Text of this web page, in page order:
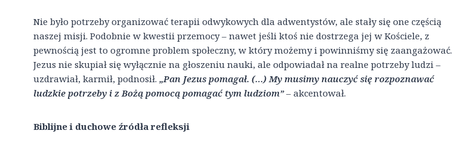
Nie było potrzeby organizować terapii odwykowych dla adwentystów, ale stały się one częścią
naszej misji. Podobnie w kwestii przemocy – nawet jeśli ktoś nie dostrzega jej w Kościele, z
pewnością jest to ogromne problem społeczny, w który możemy i powinniśmy się zaangażować.
Jezus nie skupiał się wyłącznie na głoszeniu nauki, ale odpowiadał na realne potrzeby ludzi –
uzdrawiał, karmił, podnosił. „Pan Jezus pomagał. (…) My musimy nauczyć się rozpoznawać
ludzkie potrzeby i z Bożą pomocą pomagać tym ludziom”– akcentował.
Biblijne i duchowe źródła refleksji